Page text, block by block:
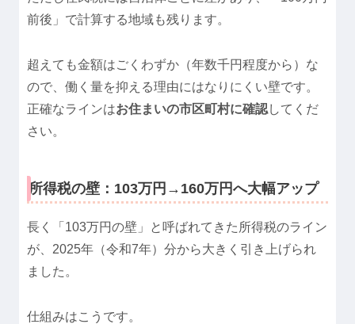
前後」で計算する地域も残ります。
超えても金額はごくわずか（年数千円程度から）な
ので、働く量を抑える理由にはなりにくい壁です。
正確なラインはお住まいの市区町村に確認してくだ
さい。
所得税の壁：103万円→160万円へ大幅アップ
長く「103万円の壁」と呼ばれてきた所得税のライン
が、2025年（令和7年）分から大きく引き上げられ
ました。
仕組みはこうです。